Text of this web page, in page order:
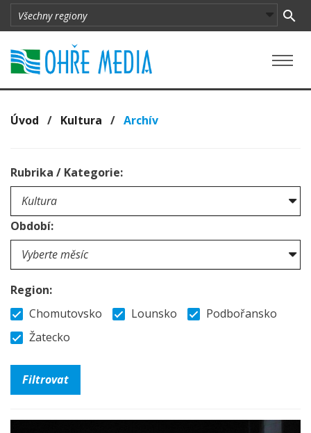
Úvod / Kultura / Archív
Rubrika / Kategorie:
Období:
Region:
Chomutovsko
Lounsko
Podbořansko
Žatecko